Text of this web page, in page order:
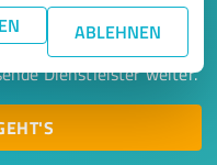
ABLEHNEN
Experten in Ihrer
aus einem
Dienstleister weiter.